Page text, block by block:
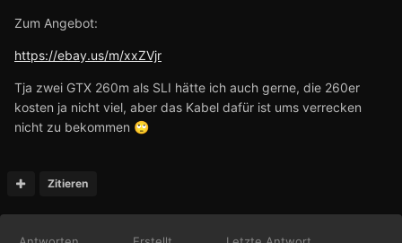
Zum Angebot:
https://ebay.us/m/xxZVjr
Tja zwei GTX 260m als SLI hätte ich auch gerne, die 260er
kosten ja nicht viel, aber das Kabel dafür ist ums verrecken
nicht zu bekommen 🙄
Zitieren